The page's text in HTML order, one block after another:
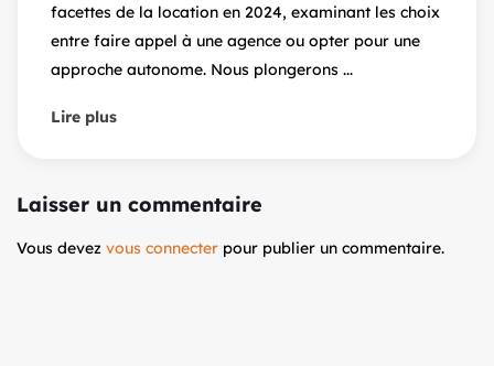
facettes de la location en 2024, examinant les choix
entre faire appel à une agence ou opter pour une
approche autonome. Nous plongerons ...
Lire plus
Laisser un commentaire
Vous devez vous connecter pour publier un commentaire.